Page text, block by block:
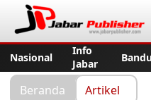
Nasional
Info
Jabar
Beranda Artikel